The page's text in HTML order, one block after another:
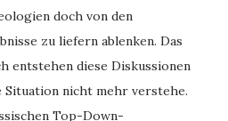
doch von den
zu liefern ablenken. Das
entstehen diese Diskussionen
Situation nicht mehr verstehe.
Top-Down-